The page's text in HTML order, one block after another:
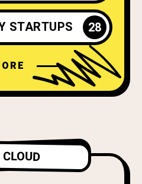
STARTUPS 28
19
11